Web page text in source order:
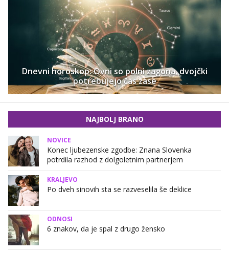
Dnevni horoskop: Ovni so polni zagona, dvojčki
potrebujejo čas zase
NAJBOLJ BRANO
NOVICE
Konec ljubezenske zgodbe: Znana Slovenka
potrdila razhod z dolgoletnim partnerjem
KRALJEVO
Po dveh sinovih sta se razveselila še deklice
ODNOSI
6 znakov, da je spal z drugo žensko